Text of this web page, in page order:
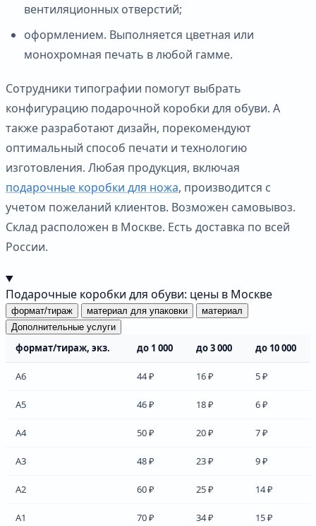
вентиляционных отверстий;
оформлением. Выполняется цветная или
монохромная печать в любой гамме.
Сотрудники типографии помогут выбрать
конфигурацию подарочной коробки для обуви. А
также разработают дизайн, порекомендуют
оптимальный способ печати и технологию
изготовления. Любая продукция, включая
подарочные коробки для ножа, производится с
учетом пожеланий клиентов. Возможен самовывоз.
Склад расположен в Москве. Есть доставка по всей
России.
Подарочные коробки для обуви: цены в Москве
формат/тираж материал для упаковки
материал
Дополнительные услуги
формат/тираж, экз. до 1 000 до 3 000 до 10 000
А6 44 ₽ 16 ₽ 5 ₽
А5 46 ₽ 18 ₽ 6 ₽
А4 50 ₽ 20 ₽ 7 ₽
А3 48 ₽ 23 ₽ 9 ₽
А2 60 ₽ 25 ₽ 14 ₽
А1 70 ₽ 34 ₽ 15 ₽